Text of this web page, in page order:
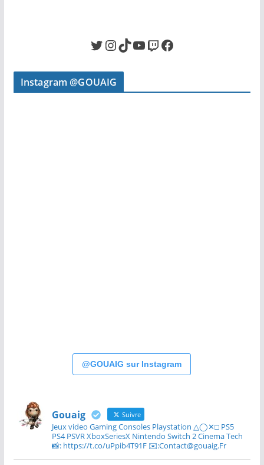
Twitter InstagramTikTok YouTube Twitch Facebook
Instagram @GOUAIG
@GOUAIG sur Instagram
Gouaig Suivre
Jeux video Gaming Consoles Playstation △◯✕□ PS5
PS4 PSVR XboxSeriesX Nintendo Switch 2 Cinema Tech
📸: https://t.co/uPpib4T91F ✉️:Contact@gouaig.Fr